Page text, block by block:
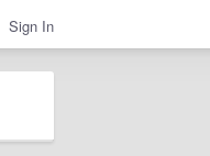
Sign In